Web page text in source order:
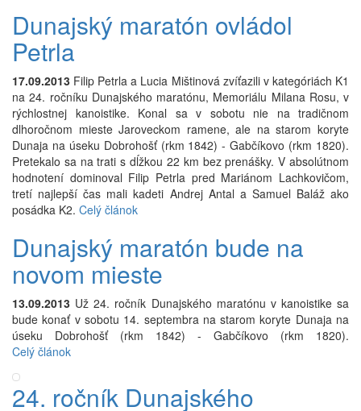
Dunajský maratón ovládol
Petrla
17.09.2013 Filip Petrla a Lucia Mištinová zvíťazili v kategóriách K1
na 24. ročníku Dunajského maratónu, Memoriálu Milana Rosu, v
rýchlostnej kanoistike. Konal sa v sobotu nie na tradičnom
dlhoročnom mieste Jaroveckom ramene, ale na starom koryte
Dunaja na úseku Dobrohošť (rkm 1842) - Gabčíkovo (rkm 1820).
Pretekalo sa na trati s dĺžkou 22 km bez prenášky. V absolútnom
hodnotení dominoval Filip Petrla pred Mariánom Lachkovičom,
tretí najlepší čas mali kadeti Andrej Antal a Samuel Baláž ako
posádka K2. Celý článok
Dunajský maratón bude na
novom mieste
13.09.2013 Už 24. ročník Dunajského maratónu v kanoistike sa
bude konať v sobotu 14. septembra na starom koryte Dunaja na
úseku Dobrohošť (rkm 1842) - Gabčíkovo (rkm 1820).
Celý článok
24. ročník Dunajského